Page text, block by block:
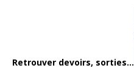
Retrouver devoirs, sorties...